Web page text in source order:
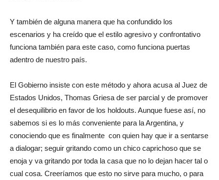
Y también de alguna manera que ha confundido los
escenarios y ha creído que el estilo agresivo y confrontativo
funciona también para este caso, como funciona puertas
adentro de nuestro país.
El Gobierno insiste con este método y ahora acusa al Juez de
Estados Unidos, Thomas Griesa de ser parcial y de promover
el desequilibrio en favor de los holdouts. Aunque fuese así, no
sabemos si es lo más conveniente para la Argentina, y
conociendo que es finalmente con quien hay que ir a sentarse
a dialogar; seguir gritando como un chico caprichoso que se
enoja y va gritando por toda la casa que no lo dejan hacer tal o
cual cosa. Creeríamos que esto no sirve para mucho, o para